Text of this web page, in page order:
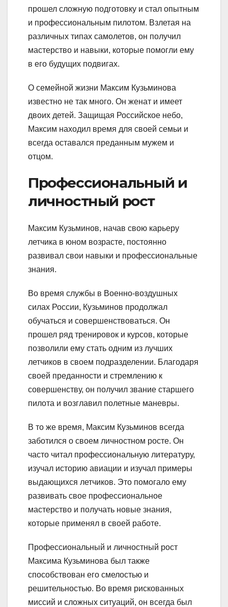
прошел сложную подготовку и стал опытным
и профессиональным пилотом. Взлетая на
различных типах самолетов, он получил
мастерство и навыки, которые помогли ему
в его будущих подвигах.
О семейной жизни Максим Кузьминова
известно не так много. Он женат и имеет
двоих детей. Защищая Российское небо,
Максим находил время для своей семьи и
всегда оставался преданным мужем и
отцом.
Профессиональный и
личностный рост
Максим Кузьминов, начав свою карьеру
летчика в юном возрасте, постоянно
развивал свои навыки и профессиональные
знания.
Во время службы в Военно-воздушных
силах России, Кузьминов продолжал
обучаться и совершенствоваться. Он
прошел ряд тренировок и курсов, которые
позволили ему стать одним из лучших
летчиков в своем подразделении. Благодаря
своей преданности и стремлению к
совершенству, он получил звание старшего
пилота и возглавил полетные маневры.
В то же время, Максим Кузьминов всегда
заботился о своем личностном росте. Он
часто читал профессиональную литературу,
изучал историю авиации и изучал примеры
выдающихся летчиков. Это помогало ему
развивать свое профессиональное
мастерство и получать новые знания,
которые применял в своей работе.
Профессиональный и личностный рост
Максима Кузьминова был также
способствован его смелостью и
решительностью. Во время рискованных
миссий и сложных ситуаций, он всегда был